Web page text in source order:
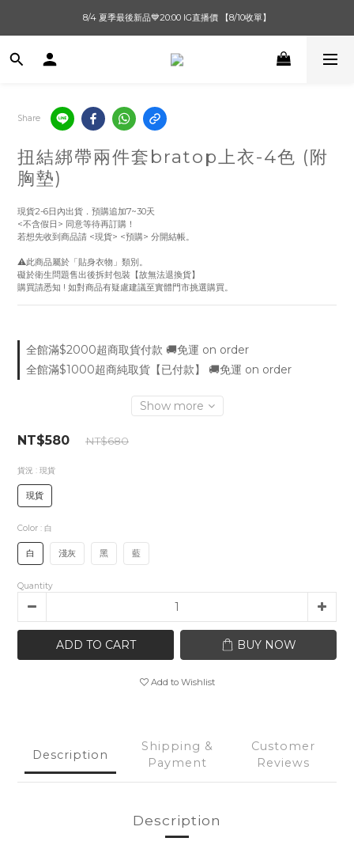
單筆滿$1000【先付款】 / 滿$2000【超取付款】 🚚免運費
8/4 夏季最後新品💙20:00 IG直播價 【8/10收單】
單筆滿$1000【先付款】 / 滿$2000【超取付款】 🚚免運費
Share
扭結綁帶兩件套bratop上衣-4色 (附
胸墊)
現貨2-6日內出貨．預購追加7~30天
<不含假日> 同意等待再訂購！
若想先收到商品請 <現貨> <預購> 分開結帳。
⚠️此商品屬於「貼身衣物」類別。
礙於衛生問題售出後拆封包裝【故無法退換貨】
購買請悉知 ! 如對商品有疑慮建議至實體門市挑選購買。
全館滿$2000超商取貨付款 🚚免運 on order
全館滿$1000超商純取貨【已付款】 🚚免運 on order
Show more
NT$580 NT$680
貨況 : 現貨
現貨
Color : 白
白 淺灰 黑 藍
Quantity
ADD TO CART BUY NOW
Add to Wishlist
Description
Shipping &
Payment
Customer
Reviews
Description